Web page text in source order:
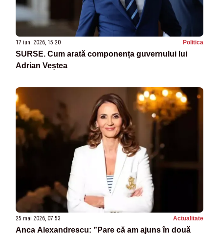
17 iun. 2026, 15:20 Politica
SURSE. Cum arată componența guvernului lui
Adrian Veștea
25 mai 2026, 07:53 Actualitate
Anca Alexandrescu: ”Pare că am ajuns în două